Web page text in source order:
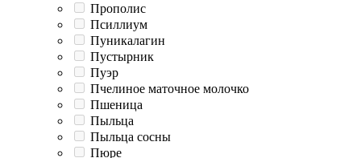
Прополис
Псиллиум
Пуникалагин
Пустырник
Пуэр
Пчелиное маточное молочко
Пшеница
Пыльца
Пыльца сосны
Пюре